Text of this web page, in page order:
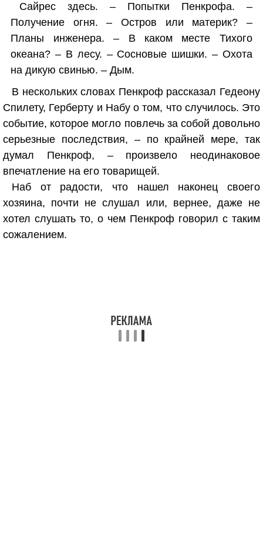
Сайрес здесь. – Попытки Пенкрофа. –
Получение огня. – Остров или материк? –
Планы инженера. – В каком месте Тихого
океана? – В лесу. – Сосновые шишки. – Охота
на дикую свинью. – Дым.
В нескольких словах Пенкроф рассказал Гедеону
Спилету, Герберту и Набу о том, что случилось. Это
событие, которое могло повлечь за собой довольно
серьезные последствия, – по крайней мере, так
думал Пенкроф, – произвело неодинаковое
впечатление на его товарищей.
Наб от радости, что нашел наконец своего
хозяина, почти не слушал или, вернее, даже не
хотел слушать то, о чем Пенкроф говорил с таким
сожалением.